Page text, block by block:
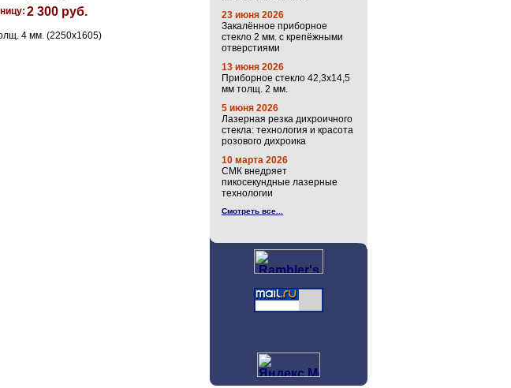
2 300 руб.
4 мм. (2250х1605)
23 июня 2026
Закалённое приборное
стекло 2 мм. с крепёжными
отверстиями
13 июня 2026
Приборное стекло 42,3х14,5
мм толщ. 2 мм.
5 июня 2026
Лазерная резка дихроичного
стекла: технология и красота
розового дихроика
10 марта 2026
СМК внедряет
пикосекундные лазерные
технологии
Смотреть все...